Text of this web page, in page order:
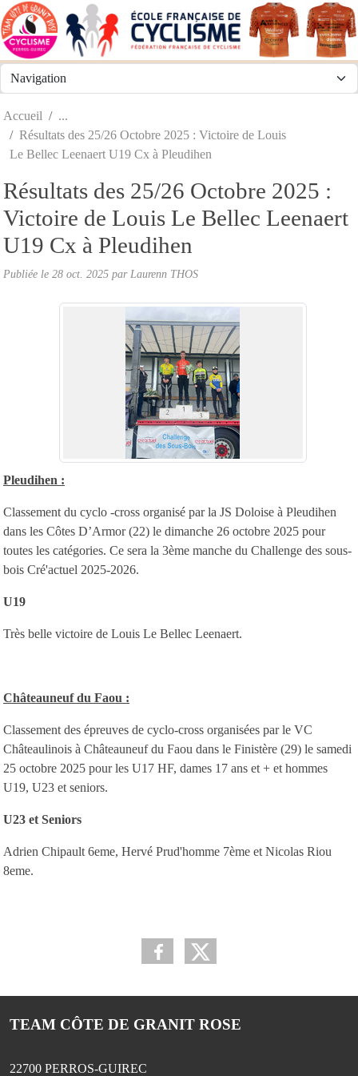
Accueil
Résultats des 25/26 Octobre 2025 : Victoire de Louis
Le Bellec Leenaert U19 Cx à Pleudihen
Résultats des 25/26 Octobre 2025 :
Victoire de Louis Le Bellec Leenaert
U19 Cx à Pleudihen
Publiée le 28 oct. 2025 par Laurenn THOS
Pleudihen :
Classement du cyclo -cross organisé par la JS Doloise à Pleudihen
dans les Côtes D’Armor (22) le dimanche 26 octobre 2025 pour
toutes les catégories. Ce sera la 3ème manche du Challenge des sous-
bois Cré'actuel 2025-2026.
U19
Très belle victoire de Louis Le Bellec Leenaert.
Châteauneuf du Faou :
Classement des épreuves de cyclo-cross organisées par le VC
Châteaulinois à Châteauneuf du Faou dans le Finistère (29) le samedi
25 octobre 2025 pour les U17 HF, dames 17 ans et + et hommes
U19, U23 et seniors.
U23 et Seniors
Adrien Chipault 6eme, Hervé Prud'homme 7ème et Nicolas Riou
8eme.
TEAM CÔTE DE GRANIT ROSE
22700 PERROS-GUIREC
Panneau de gestion des cookies